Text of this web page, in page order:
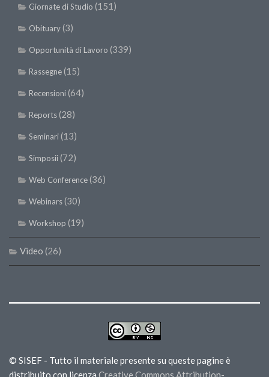
Giornate di Studio (151)
Obituary(3)
Opportunità di Lavoro (339)
Rassegne(15)
Recensioni(64)
Reports(28)
Seminari(13)
Simposii(72)
Web Conference(36)
Webinars(30)
Workshop (19)
Video (26)
© SISEF - Tutto il materiale presente su queste pagine è
distribuito con licenza Creative Commons Attribution-